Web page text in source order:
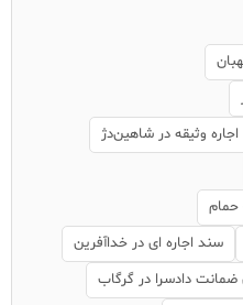
اجاره وثیقه در شاهین‌دژ
حمام
سند اجاره ای در خداآفرین
ضمانت دادسرا در گرگاب